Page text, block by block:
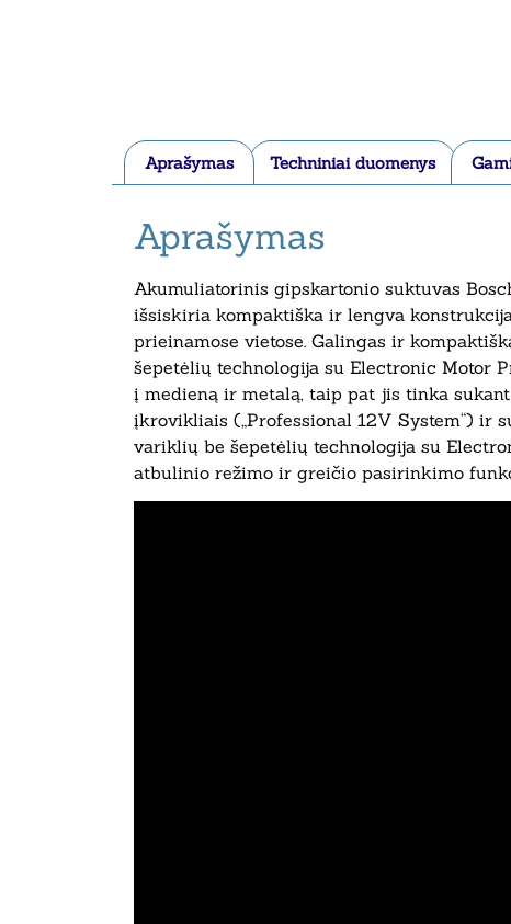
Aprašymas Techniniai duomenys
Aprašymas
Akumuliatorinis gipskartonio suktuvas
išsiskiria kompaktiška ir lengva
prieinamose vietose. Galingas ir
šepetėlių technologija su Electronic Motor
į medieną ir metalą, taip pat jis tinka
įkrovikliais („Professional 12V System“) ir
variklių be šepetėlių technologija su
atbulinio režimo ir greičio pasirinkimo